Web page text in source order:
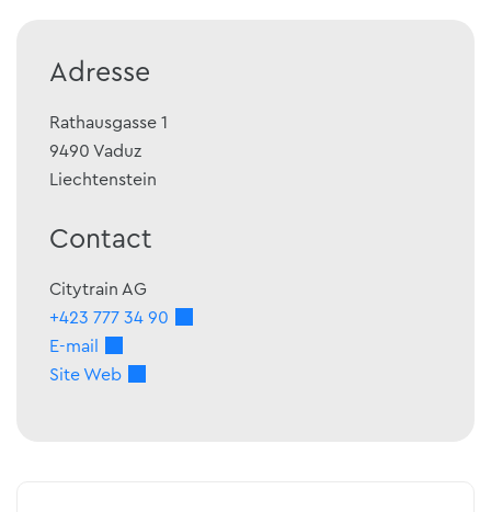
Adresse
Rathausgasse 1
9490 Vaduz
Liechtenstein
Contact
Citytrain AG
+423 777 34 90
E-mail
Site Web